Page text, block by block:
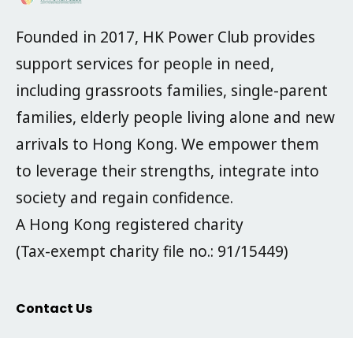
Founded in 2017, HK Power Club provides
support services for people in need,
including grassroots families, single-parent
families, elderly people living alone and new
arrivals to Hong Kong. We empower them
to leverage their strengths, integrate into
society and regain confidence.
A Hong Kong registered charity
(Tax-exempt charity file no.: 91/15449)
Contact Us